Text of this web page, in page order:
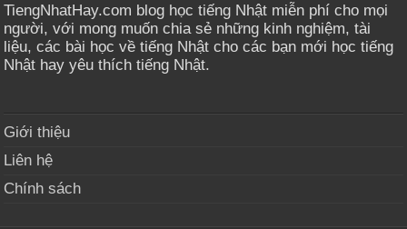
TiengNhatHay.com blog học tiếng Nhật miễn phí cho mọi
người, với mong muốn chia sẻ những kinh nghiệm, tài
liệu, các bài học về tiếng Nhật cho các bạn mới học tiếng
Nhật hay yêu thích tiếng Nhật.
Giới thiệu
Liên hệ
Chính sách